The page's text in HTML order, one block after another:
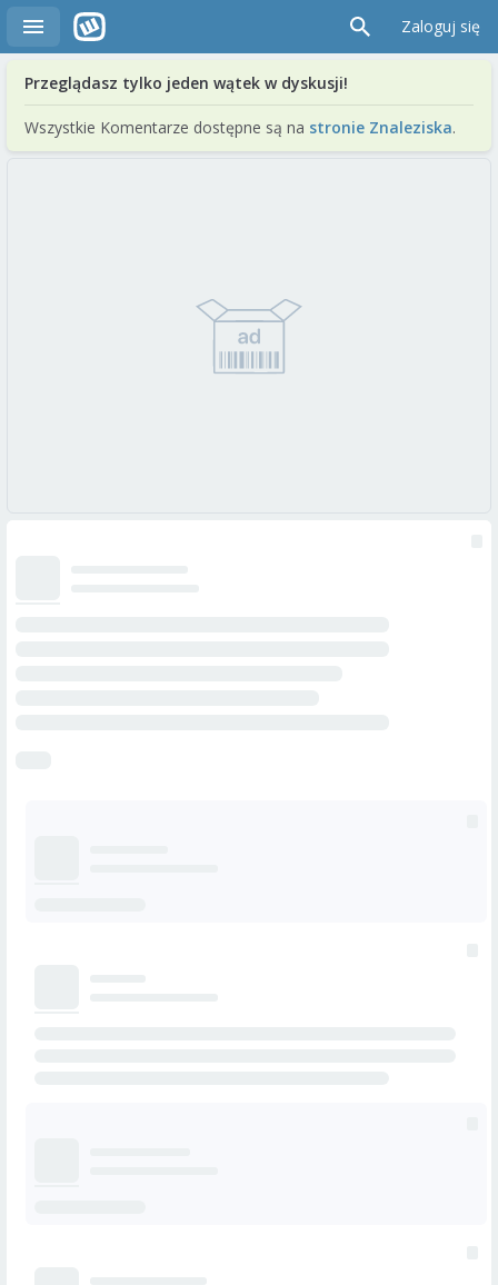
Zaloguj się
Przeglądasz tylko jeden wątek w dyskusji!
Wszystkie Komentarze dostępne są na stronie Znaleziska.